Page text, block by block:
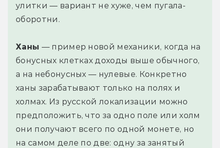
улитки — вариант не хуже, чем пугала-
оборотни.
Ханы — пример новой механики, когда на
бонусных клетках доходы выше обычного,
а на небонусных — нулевые. Конкретно
ханы зарабатывают только на полях и
холмах. Из русской локализации можно
предположить, что за одно поле или холм
они получают всего по одной монете, но
на самом деле по две: одну за занятый